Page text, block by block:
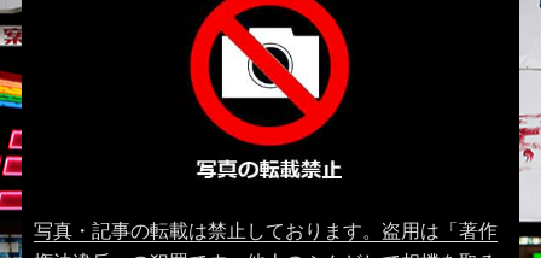
写真・記事の転載は禁止しております。盗用は「著作